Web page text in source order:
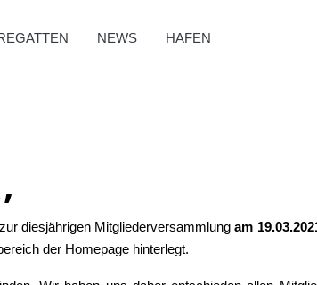
NEWS HAFEN
diesjährigen Mitgliederversammlungam
der Homepage hinterlegt.